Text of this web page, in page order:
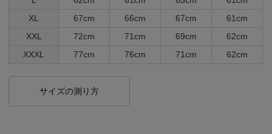
XL
67cm 66cm 67cm
61cm
XXL
72cm 71cm 69cm
62cm
XXXL
77cm 76cm 71cm 62cm
サイズの測り方